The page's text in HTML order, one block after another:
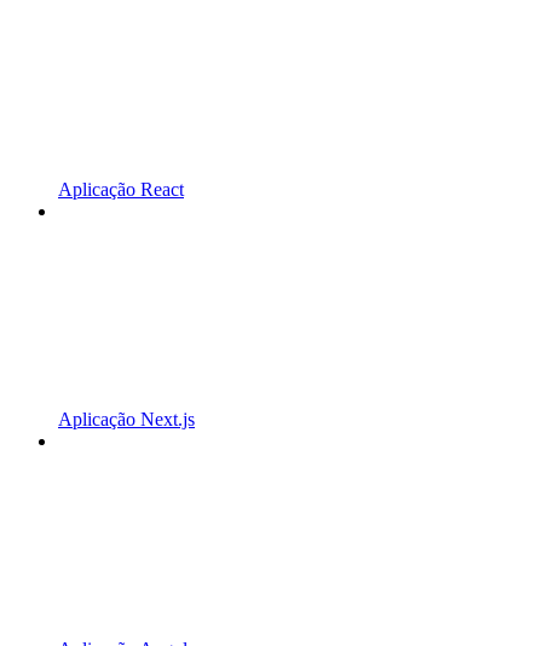
Aplicação React
Aplicação Next.js